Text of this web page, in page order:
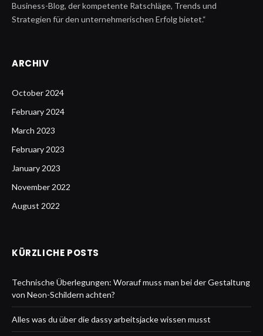
Business-Blog, der kompetente Ratschläge, Trends und
Strategien für den unternehmerischen Erfolg bietet.“
ARCHIV
October 2024
February 2024
March 2023
February 2023
January 2023
November 2022
August 2022
KÜRZLICHE POSTS
Technische Überlegungen: Worauf muss man bei der Gestaltung
von Neon-Schildern achten?
Alles was du über die dassy arbeitsjacke wissen musst